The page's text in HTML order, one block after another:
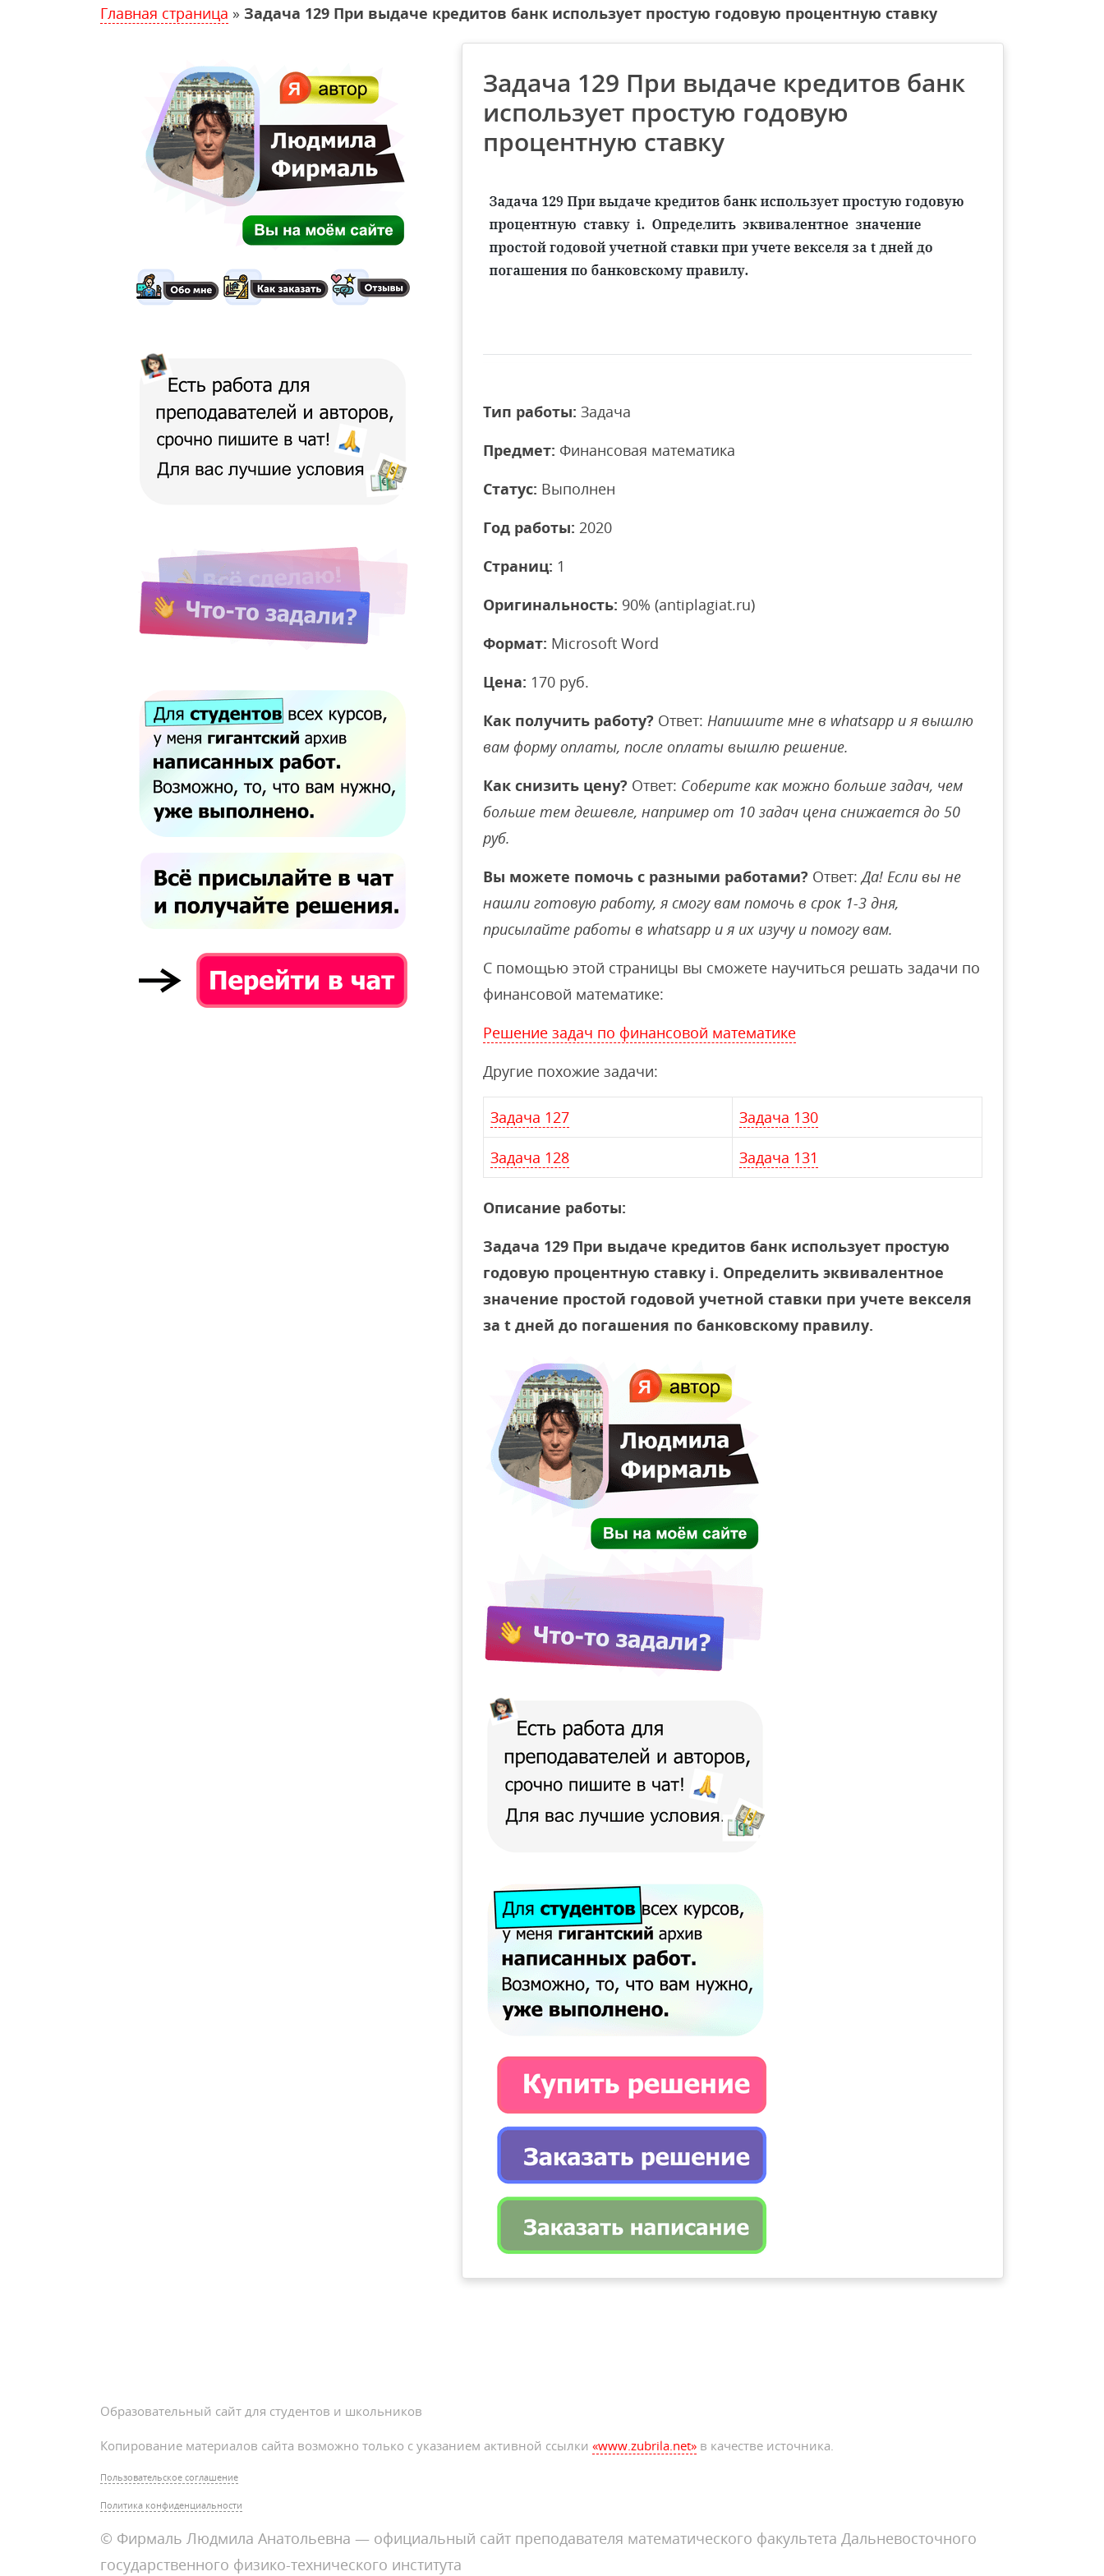
Главная страница » Задача 129 При выдаче кредитов банк использует простую годовую процентную ставку
Задача 129 При выдаче кредитов банк
использует простую годовую
процентную ставку
Тип работы: Задача
Предмет: Финансовая математика
Статус: Выполнен
Год работы: 2020
Страниц: 1
Оригинальность: 90% (antiplagiat.ru)
Формат: Microsoft Word
Цена: 170 руб.
Как получить работу? Ответ: Напишите мне в whatsapp и я вышлю
вам форму оплаты, после оплаты вышлю решение.
Как снизить цену? Ответ: Соберите как можно больше задач, чем
больше тем дешевле, например от 10 задач цена снижается до 50
руб.
Вы можете помочь с разными работами? Ответ:Да! Если вы не
нашли готовую работу, я смогу вам помочь в срок 1-3 дня,
присылайте работы в whatsapp и я их изучу и помогу вам.
С помощью этой страницы вы сможете научиться решать задачи по
финансовой математике:
Решение задач по финансовой математике
Другие похожие задачи:
Задача 127 Задача 130
Задача 128 Задача 131
Описание работы:
Задача 129 При выдаче кредитов банк использует простую
годовую процентную ставку i. Определить эквивалентное
значение простой годовой учетной ставки при учете векселя
за t дней до погашения по банковскому правилу.
Образовательный сайт для студентов и школьников
Копирование материалов сайта возможно только с указанием активной ссылки «www.zubrila.net» в качестве источника.
Пользовательское соглашение
Политика конфиденциальности
© Фирмаль Людмила Анатольевна — официальный сайт преподавателя математического факультета Дальневосточного
государственного физико-технического института